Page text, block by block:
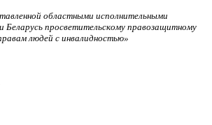
областными исполнительными
Беларусь просветительскому правозащитному
людей с инвалидностью»